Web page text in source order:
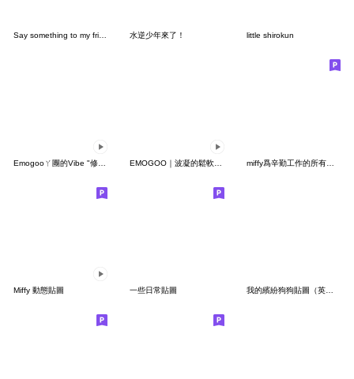
Say something to my friends 水逆少年來了！ little shirokun
miffy爲辛勤工作的所有人加油的貼圖
Miffy 動態貼圖 一些日常貼圖 我的繽紛狗狗貼圖（英文版）